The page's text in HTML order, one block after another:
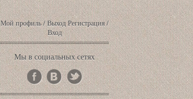
Мой профиль/Выход Регистрация/
Вход
Мы в социальных сетях